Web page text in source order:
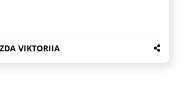
VIKTORIIA